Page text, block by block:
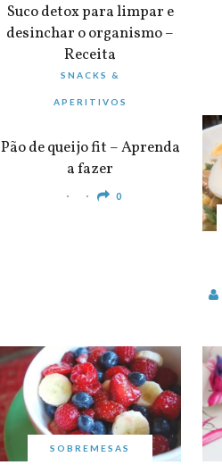
Suco detox para limpar e
desinchar o organismo –
Receita
0
SNACKS &
APERITIVOS
Pão de queijo fit – Aprenda
a fazer
0
SOBREMESAS